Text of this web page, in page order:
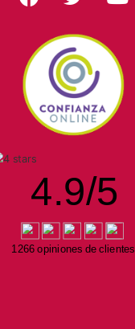
4.9/5
1266 opiniones de clientes